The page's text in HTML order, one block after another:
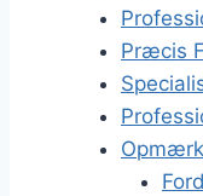
Præcis